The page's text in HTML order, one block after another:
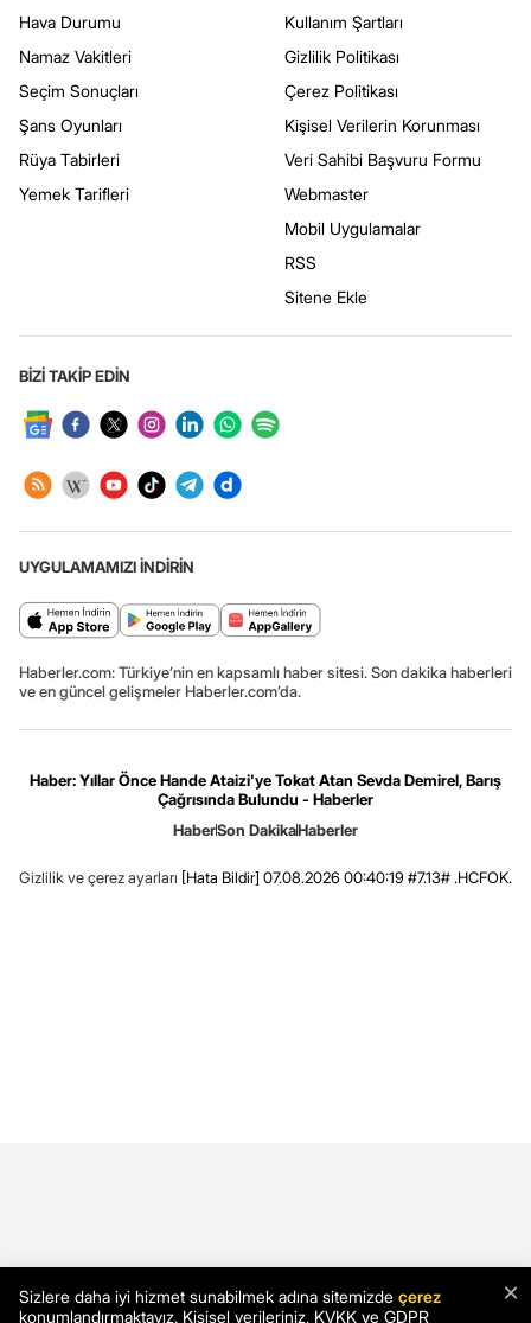
Hava Durumu
Namaz Vakitleri
Seçim Sonuçları
Şans Oyunları
Rüya Tabirleri
Yemek Tarifleri
Kullanım Şartları
Gizlilik Politikası
Çerez Politikası
Kişisel Verilerin Korunması
Veri Sahibi Başvuru Formu
Webmaster
Mobil Uygulamalar
RSS
Sitene Ekle
BİZİ TAKİP EDİN
UYGULAMAMIZI İNDİRİN
Haberler.com: Türkiye’nin en kapsamlı haber sitesi. Son dakika haberleri
ve en güncel gelişmeler Haberler.com’da.
Haber: Yıllar Önce Hande Ataizi'ye Tokat Atan Sevda Demirel, Barış
Çağrısında Bulundu - Haberler
HaberSon DakikaHaberler
Gizlilik ve çerez ayarları [Hata Bildir] 07.08.2026 00:40:19 #7.13# .HCFOK.
×
Sizlere daha iyi hizmet sunabilmek adına sitemizde çerez
konumlandırmaktayız. Kişisel verileriniz, KVKK ve GDPR